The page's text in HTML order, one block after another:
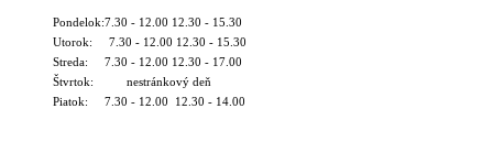
Pondelok:7.30 - 12.00 12.30 - 15.30
Utorok: 7.30 - 12.00 12.30 - 15.30
Streda: 7.30 - 12.00 12.30 - 17.00
Štvrtok: nestránkový deň
Piatok: 7.30 - 12.00 12.30 - 14.00